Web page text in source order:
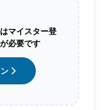
マイスター登
必要です